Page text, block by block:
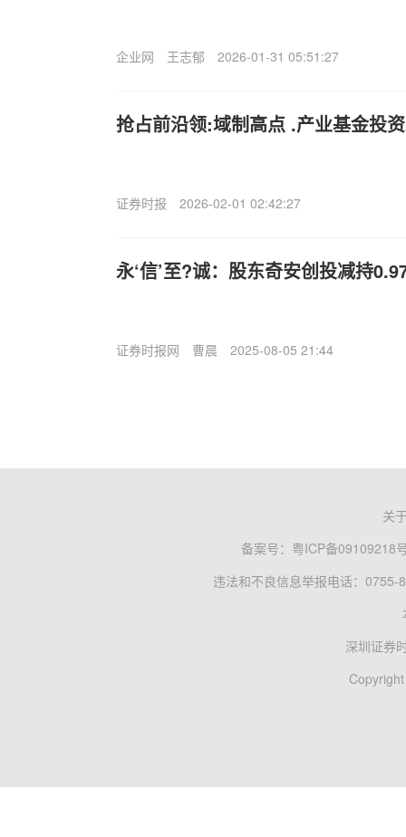
企业网 王志郁 2026-01-31 05:51:27
抢占前沿领:域制高点 .产业基金投
证券时报 2026-02-01 02:42:27
永‘信’至?诚：股东奇安创投减持
证券时报网 曹晨 2025-08-05 21:44
关
备案号： 粤ICP备09109218
违法和不良信息举报电话：0755-
深圳证券